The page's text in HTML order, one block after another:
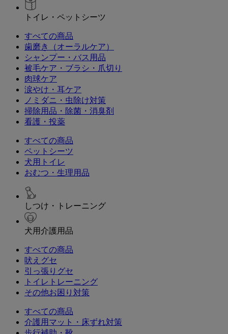
トイレ・ペットシーツ
すべての商品
歯磨き（オーラルケア）
シャンプー・バス用品
被毛ケア・ブラシ・爪切り
肉球ケア
涙やけ・耳ケア
ノミダニ・虫除け対策
掃除用品・除菌・消臭剤
看護・投薬
すべての商品
ペットシーツ
犬用トイレ
おむつ・生理用品
しつけ・トレーニング
犬用介護用品
すべての商品
吠えグセ
引っ張りグセ
トイレトレーニング
その他お困り対策
すべての商品
介護用マット・床ずれ対策